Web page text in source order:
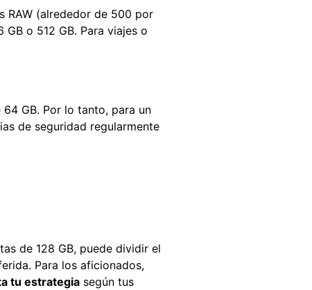
RAW (alrededor de 500 por
o 512 GB. Para viajes o
GB. Por lo tanto, para un
de seguridad regularmente
de 128 GB, puede dividir el
Para los aficionados,
tu estrategia según tus